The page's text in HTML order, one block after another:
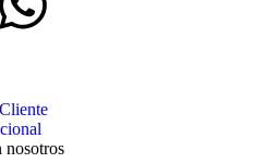
nosotros